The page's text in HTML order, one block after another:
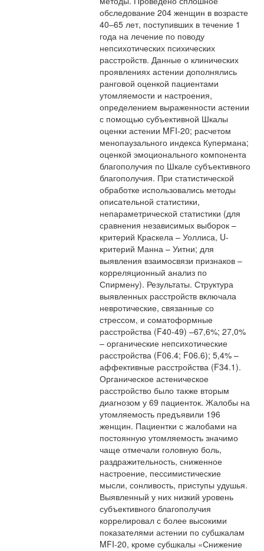
обследование 204 женщин в возрасте
40–65 лет, поступивших в течение 1
года на лечение по поводу
непсихотических психических
расстройств. Данные о клинических
проявлениях астении дополнялись
ранговой оценкой пациентами
утомляемости и настроения,
определением выраженности астении
с помощью субъективной Шкалы
оценки астении MFI-20; расчетом
менопаузального индекса Купермана;
оценкой эмоционального компонента
благополучия по Шкале субъективного
благополучия. При статистической
обработке использовались методы
описательной статистики,
непараметрической статистики (для
сравнения независимых выборок –
критерий Краскела – Уоллиса, U-
критерий Манна – Уитни; для
выявления взаимосвязи признаков –
корреляционный анализ по
Спирмену). Результаты. Структура
выявленных расстройств включала
невротические, связанные со
стрессом, и соматоформные
расстройства (F40-49) –67,6%; 27,0%
– органические непсихотические
расстройства (F06.4; F06.6); 5,4% –
аффективные расстройства (F34.1).
Органическое астеническое
расстройство было также вторым
диагнозом у 69 пациенток. Жалобы на
утомляемость предъявили 196
женщин. Пациентки с жалобами на
постоянную утомляемость значимо
чаще отмечали головную боль,
раздражительность, сниженное
настроение, пессимистические
мысли, сонливость, приступы удушья.
Выявленный у них низкий уровень
субъективного благополучия
коррелировал с более высокими
показателями астении по субшкалам
MFI-20, кроме субшкалы «Снижение